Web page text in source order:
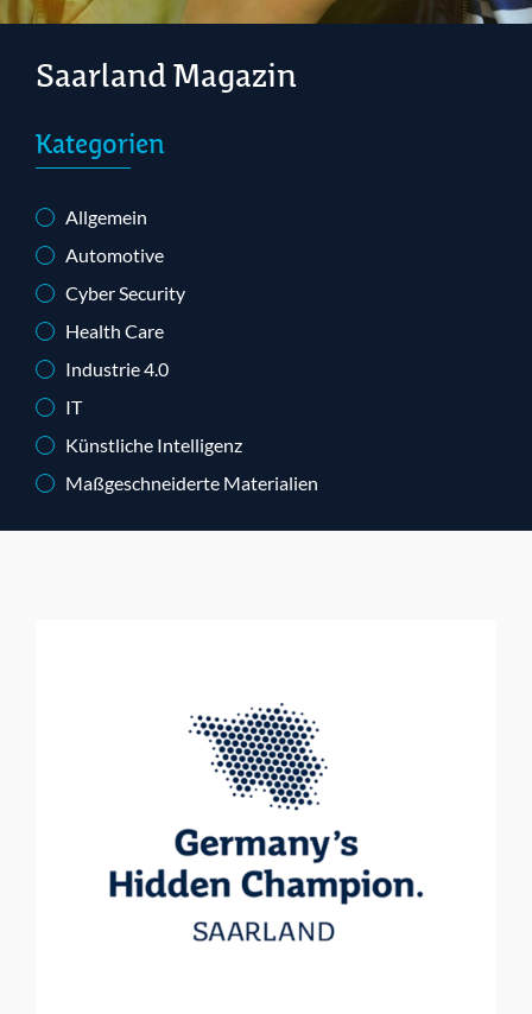
Saarland Magazin
Kategorien
Allgemein
Automotive
Cyber Security
Health Care
Industrie 4.0
IT
Künstliche Intelligenz
Maßgeschneiderte Materialien